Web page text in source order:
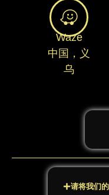
Waze
中国，义
乌
请将我们